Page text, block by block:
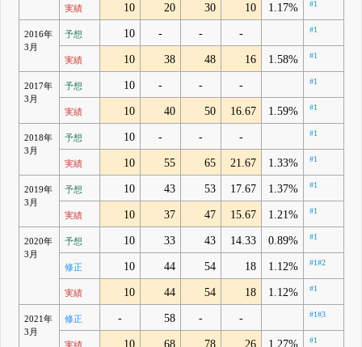
実績 10 20 30 10 1.17% #1
2016年
3月
予想 10 - - - #1
実績 10 38 48 16 1.58% #1
2017年
3月
予想 10 - - - #1
実績 10 40 50 16.67 1.59% #1
2018年
3月
予想 10 - - - #1
実績 10 55 65 21.67 1.33% #1
2019年
3月
予想 10 43 53 17.67 1.37% #1
実績 10 37 47 15.67 1.21% #1
2020年
3月
予想 10 33 43 14.33 0.89% #1
修正 10 44 54 18 1.12% #1#2
実績 10 44 54 18 1.12% #1
2021年
3月
修正 - 58 - - #1#3
実績 10 68 78 26 1.27% #1